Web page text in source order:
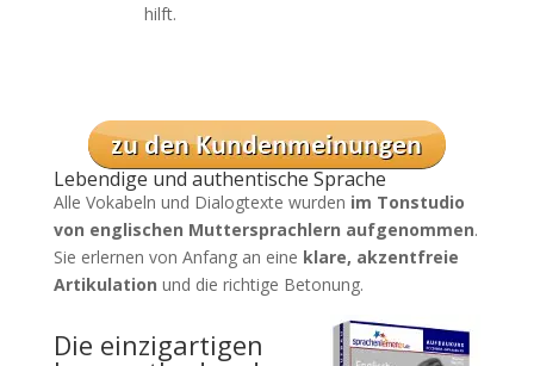
hilft.
Lebendige und authentische Sprache
Alle Vokabeln und Dialogtexte wurden im Tonstudio
von englischen Muttersprachlern aufgenommen.
Sie erlernen von Anfang an eine klare, akzentfreie
Artikulation und die richtige Betonung.
Die einzigartigen